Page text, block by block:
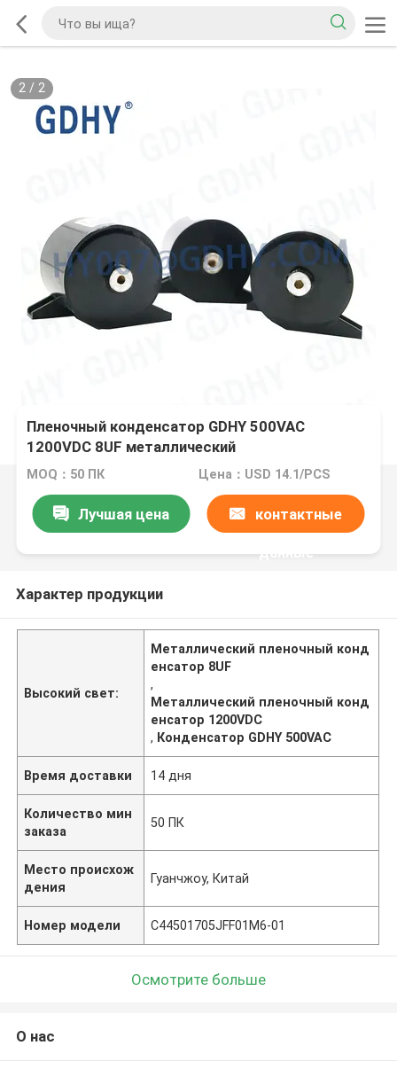
2/ 2
Пленочный конденсатор GDHY 500VAC
1200VDC 8UF металлический
MOQ：50 ПК Цена：USD 14.1/PCS
Лучшая цена контактные
данные
Характер продукции
Высокий свет:
Металлический пленочный конд
енсатор 8UF
,
Металлический пленочный конд
енсатор 1200VDC
, Конденсатор GDHY 500VAC
Время доставки 14 дня
Количество мин
заказа
50 ПК
Место происхож
дения
Гуанчжоу, Китай
Номер модели C44501705JFF01M6-01
Осмотрите больше
О нас